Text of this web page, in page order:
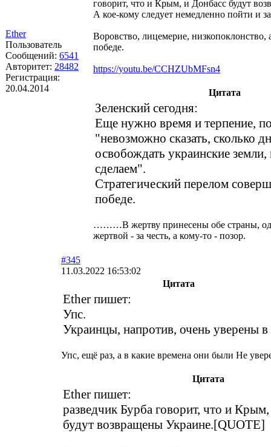
Ether
Пользователь
Сообщений: 6541
Авторитет: 28482
Регистрация:
20.04.2014
говорит, что и Крым, и Донбасс будут
А кое-кому следует немедленно пойти и
Воровство, лицемерие, низкопоклонство,
победе.
https://youtu.be/CCHZUbMFsn4
Цитата
Зеленский сегодня:
Еще нужно время и терпение,
"невозможно сказать, сколько
освобождать украинские
сделаем".
Стратегический перелом
победе.
………В жертву принесены обе страны,
жертвой - за честь, а кому-то - позор.
#345
11.03.2022 16:53:02
Цитата
Ether пишет:
Упс.
Украинцы, напротив, очень уверены в
Упс, ещё раз, а в какие времена они были Не
Цитата
Ether пишет:
разведчик Бурба говорит, что и
будут возвращены Украине.[QUOTE]